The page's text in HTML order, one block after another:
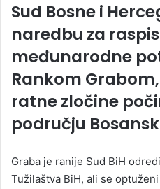
Sud Bosne i
naredbu za
međunarodne
Rankom
ratne zločine
području
Graba je ranije Sud BiH
Tužilaštva BiH, ali se